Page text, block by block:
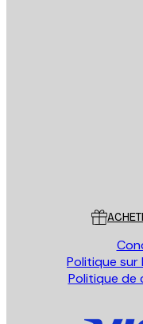
Politique sur
Politique de